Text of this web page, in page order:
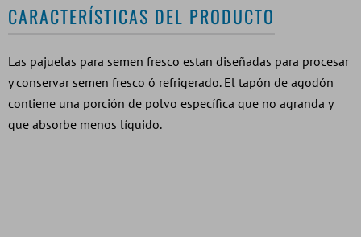
CARACTERÍSTICAS DEL PRODUCTO
Las pajuelas para semen fresco estan diseñadas para procesar
y conservar semen fresco ó refrigerado. El tapón de agodón
contiene una porción de polvo específica que no agranda y
que absorbe menos líquido.